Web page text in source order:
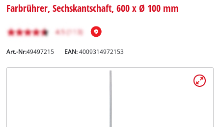
Farbrührer, Sechskantschaft, 600 x Ø 100 mm
Art.-Nr:49497215 EAN:4009314972153